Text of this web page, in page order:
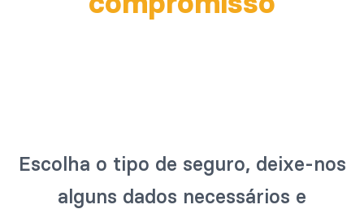
Escolha o tipo de seguro, deixe-nos
alguns dados necessários e